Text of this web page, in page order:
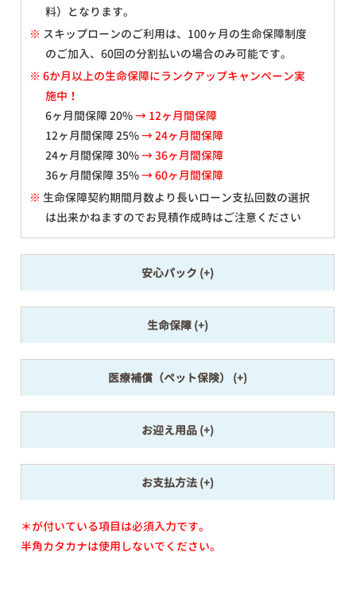
料）となります。
※ スキップローンのご利用は、100ヶ月の生命保障制度
のご加入、60回の分割払いの場合のみ可能です。
※ 6か月以上の生命保障にランクアップキャンペーン実
施中！
6ヶ月間保障 20%→ 12ヶ月間保障
12ヶ月間保障 25%→ 24ヶ月間保障
24ヶ月間保障 30%→ 36ヶ月間保障
36ヶ月間保障 35%→ 60ヶ月間保障
※ 生命保障契約期間月数より長いローン支払回数の選択
は出来かねますのでお見積作成時はご注意ください
安心パック
生命保障
医療補償（ペット保険）
お迎え用品
お支払方法
＊が付いている項目は必須入力です。
半角カタカナは使用しないでください。